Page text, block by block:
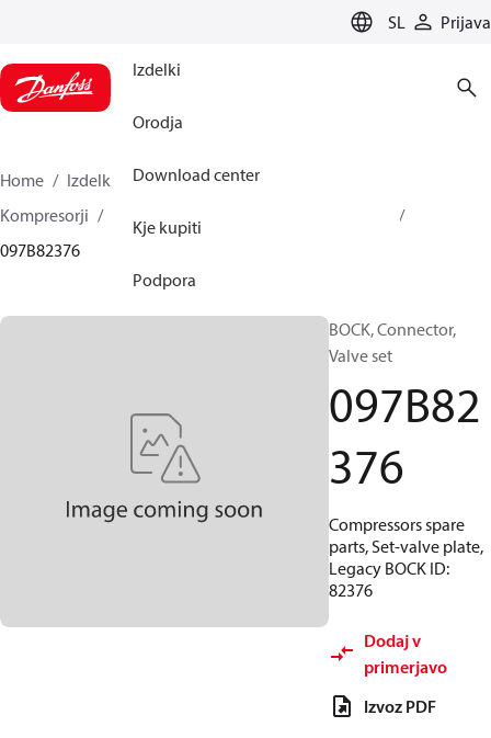
SL Prijava
Izdelki
Orodja
Download center
Kje kupiti
Podpora
Home Izdelki
Climate Solutions za ogrevanje
Kompresorji
097B82376
BOCK, Connector,
Valve set
097B82
376
Compressors spare
parts, Set-valve plate,
Legacy BOCK ID:
82376
Dodaj v
primerjavo
Izvoz PDF